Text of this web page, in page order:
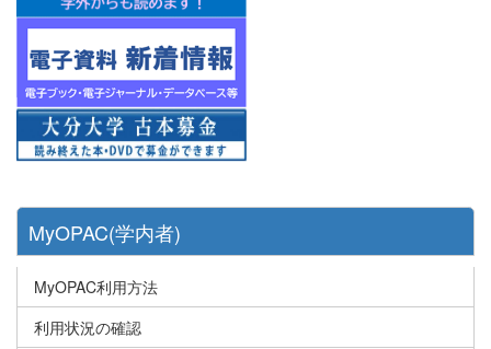
MyOPAC(学内者)
MyOPAC利用方法
利用状況の確認